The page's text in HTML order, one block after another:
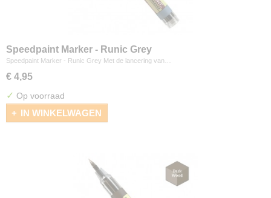
Speedpaint Marker - Runic Grey
Speedpaint Marker - Runic Grey Met de lancering van…
€ 4,95
✓ Op voorraad
IN WINKELWAGEN